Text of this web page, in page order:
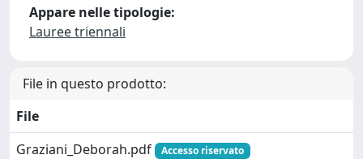
Appare nelle tipologie:
Lauree triennali
File in questo prodotto:
File
Graziani_Deborah.pdf
Accesso riservato